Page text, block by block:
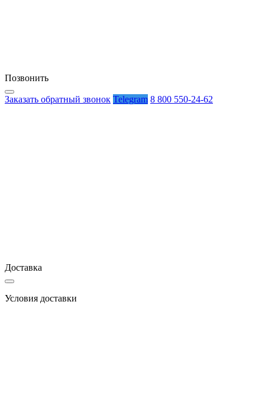
Позвонить
Заказать обратный звонок Telegram 8 800 550-24-62
Доставка
Условия доставки